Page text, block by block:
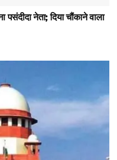
पसंदीदा नेता; दिया चौंकाने वाला